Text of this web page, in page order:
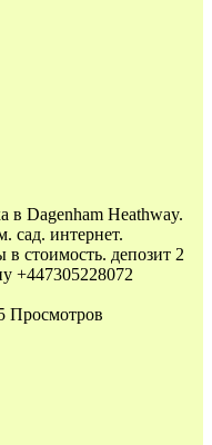
в Dagenham Heathway.
сад. интернет.
стоимость. депозит 2
+447305228072
Просмотров